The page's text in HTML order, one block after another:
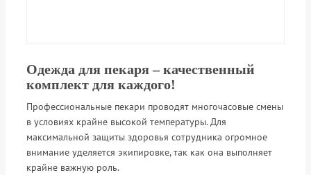
Одежда для пекаря – качественный
комплект для каждого!
Профессиональные пекари проводят многочасовые смены
в условиях крайне высокой температуры. Для
максимальной защиты здоровья сотрудника огромное
внимание уделяется экипировке, так как она выполняет
крайне важную роль.